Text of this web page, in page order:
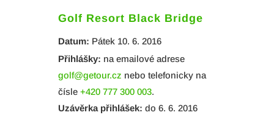
Golf Resort Black Bridge
Datum: Pátek 10. 6. 2016
Přihlášky: na emailové adrese
golf@getour.cz nebo telefonicky na
čísle +420 777 300 003.
Uzávěrka přihlášek: do 6. 6. 2016